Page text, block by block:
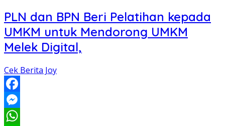
PLN dan BPN Beri Pelatihan kepada
UMKM untuk Mendorong UMKM
Melek Digital,
Cek Berita Joy
Facebook
Messenger